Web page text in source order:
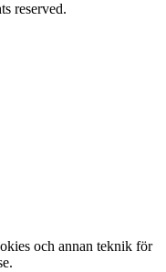
reserved.
och annan teknik för